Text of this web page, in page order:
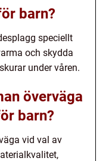
barn?
speciellt
och skydda
under våren.
överväga
barn?
vid val av